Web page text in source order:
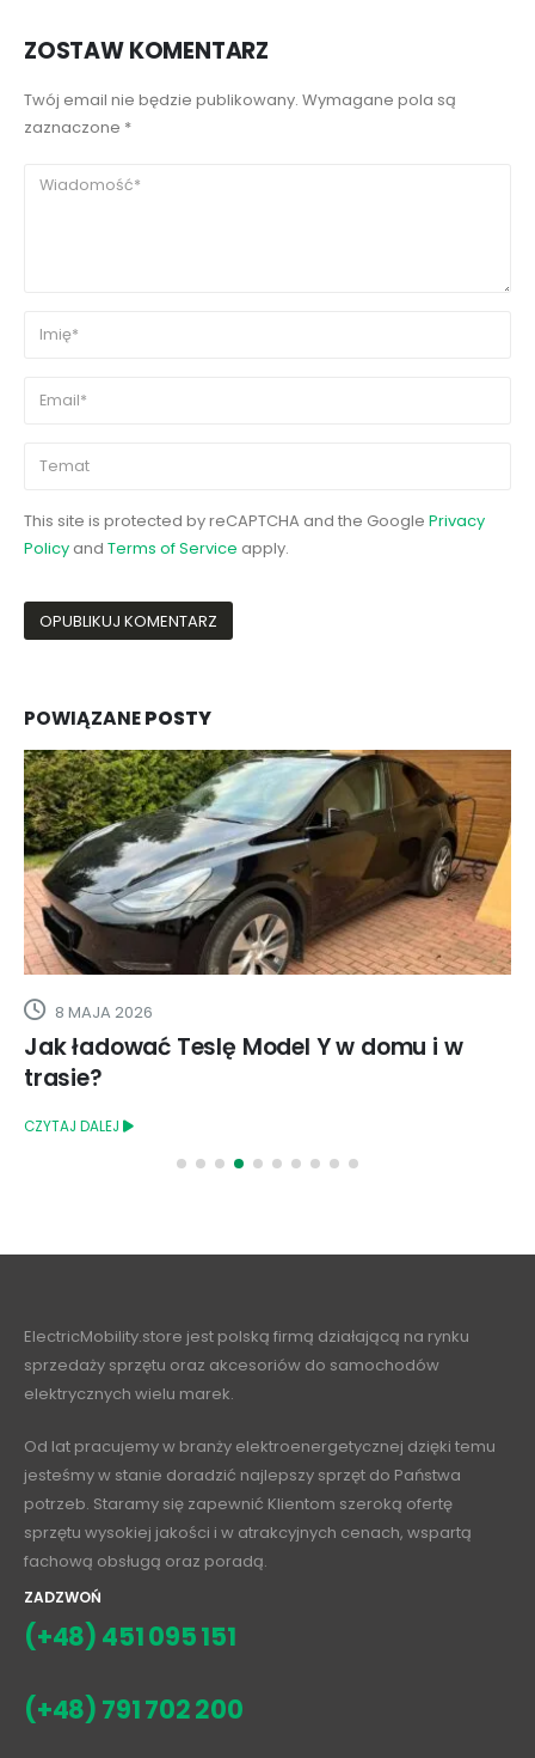
ZOSTAW KOMENTARZ
Twój email nie będzie publikowany. Wymagane pola są
zaznaczone *
This site is protected by reCAPTCHA and the Google Privacy
Policy and Terms of Service apply.
POWIĄZANEPOSTY
8 MAJA 2026
Jak ładować Teslę Model Y w domu i w
trasie?
CZYTAJ DALEJ
ElectricMobility.store jest polską firmą działającą na rynku
sprzedaży sprzętu oraz akcesoriów do samochodów
elektrycznych wielu marek.
Od lat pracujemy w branży elektroenergetycznej dzięki temu
jesteśmy w stanie doradzić najlepszy sprzęt do Państwa
potrzeb. Staramy się zapewnić Klientom szeroką ofertę
sprzętu wysokiej jakości i w atrakcyjnych cenach, wspartą
fachową obsługą oraz poradą.
ZADZWOŃ
(+48) 451 095 151
(+48) 791 702 200